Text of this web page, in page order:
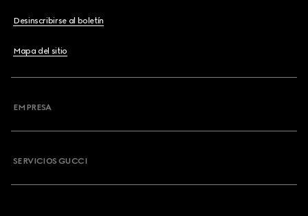
Desinscribirse al boletín
Mapa del sitio
EMPRESA
SERVICIOS GUCCI